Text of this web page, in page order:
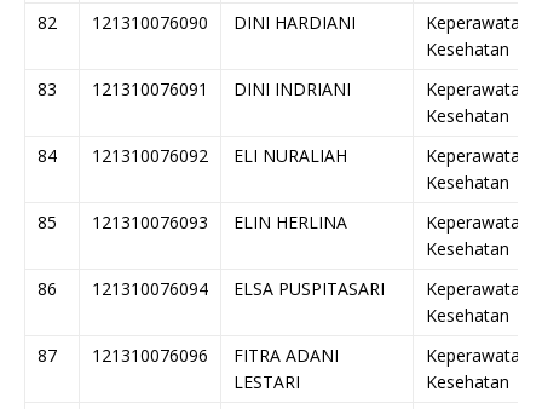
82
121310076090 DINI HARDIANI
Keperawatan
Kesehatan
83
121310076091 DINI INDRIANI
Keperawatan
Kesehatan
84
121310076092 ELI NURALIAH
Keperawatan
Kesehatan
85
121310076093 ELIN HERLINA
Keperawatan
Kesehatan
86
121310076094 ELSA PUSPITASARI
Keperawatan
Kesehatan
87
121310076096
FITRA ADANI
LESTARI
Keperawatan
Kesehatan